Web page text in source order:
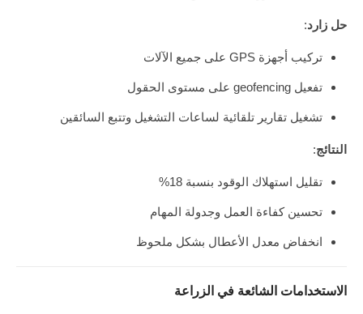
حل زارد:
تركيب أجهزة GPS على جميع الآلات
تفعيل geofencing على مستوى الحقول
تشغيل تقارير تلقائية لساعات التشغيل وتتبع السائقين
النتائج:
تقليل استهلاك الوقود بنسبة 18%
تحسين كفاءة العمل وجدولة المهام
انخفاض معدل الأعطال بشكل ملحوظ
الاستخدامات الشائعة في الزراعة